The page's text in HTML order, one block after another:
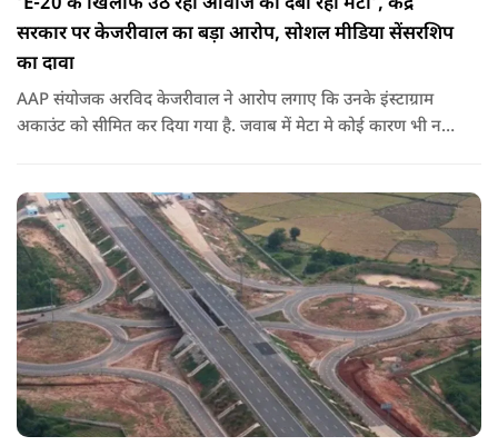
सरकार पर केजरीवाल का बड़ा आरोप, सोशल मीडिया सेंसरशिप
का दावा
AAP संयोजक अरविद केजरीवाल ने आरोप लगाए कि उनके इंस्टाग्राम
अकाउंट को सीमित कर दिया गया है. जवाब में मेटा मे कोई कारण भी नहीं